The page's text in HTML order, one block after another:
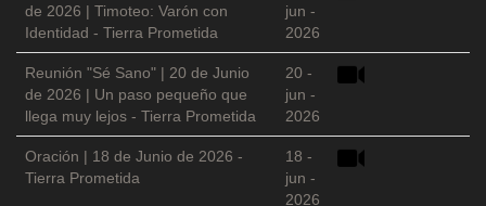
de 2026 | Timoteo: Varón con
Identidad - Tierra Prometida
jun -
2026
Reunión "Sé Sano" | 20 de Junio
de 2026 | Un paso pequeño que
llega muy lejos - Tierra Prometida
20 -
jun -
2026
Oración | 18 de Junio de 2026 -
Tierra Prometida
18 -
jun -
2026